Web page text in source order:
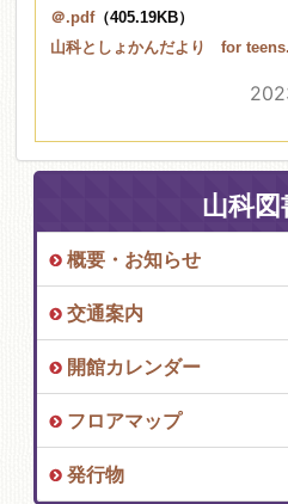
＠.pdf（405.19KB）
山科としょかんだより for
山科図
概要・お知らせ
交通案内
開館カレンダー
フロアマップ
発行物